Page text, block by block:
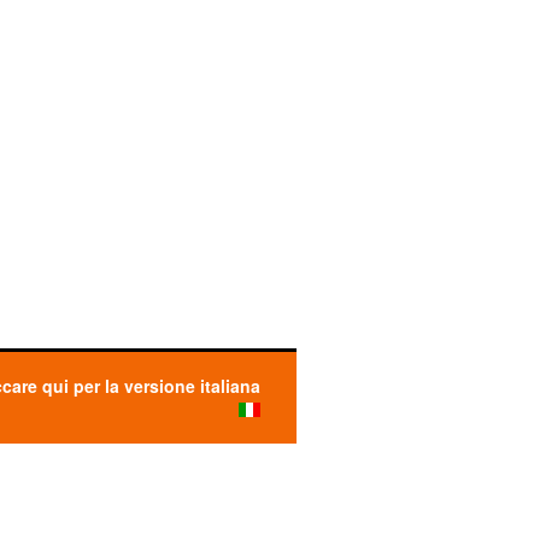
qui per la versione italiana